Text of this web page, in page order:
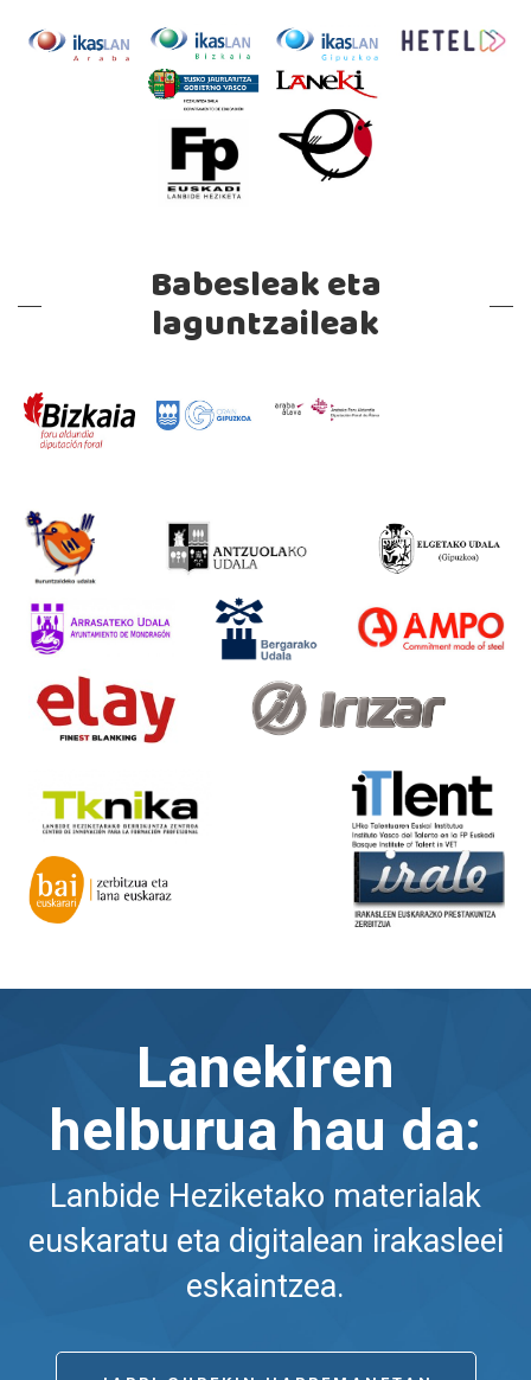
Babesleak eta
laguntzaileak
Lanekiren
helburua hau da:
Lanbide Heziketako materialak
euskaratu eta digitalean irakasleei
eskaintzea.